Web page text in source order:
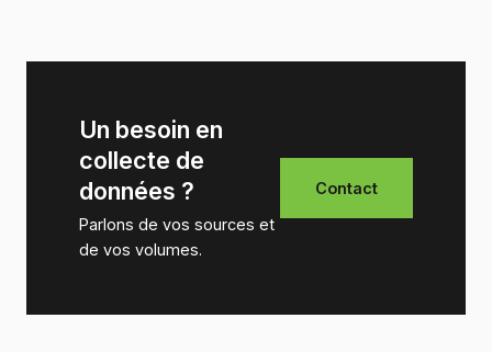
Un besoin en
collecte de
données ?
Parlons de vos sources et
de vos volumes.
Contact